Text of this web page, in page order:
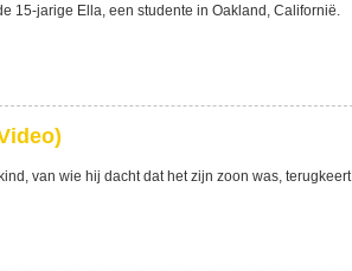
15-jarige Ella, een studente in Oakland, Californië.
van wie hij dacht dat het zijn zoon was, terugkeert